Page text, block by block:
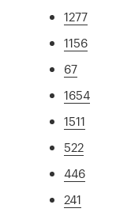
1277
1156
67
1654
1511
522
446
241